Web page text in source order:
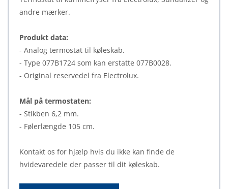
andre mærker.
Produkt data:
- Analog termostat til køleskab.
- Type 077B1724 som kan erstatte 077B0028.
- Original reservedel fra Electrolux.
Mål på termostaten:
- Stikben 6,2 mm.
- Følerlængde 105 cm.
Kontakt os for hjælp hvis du ikke kan finde de
hvidevaredele der passer til dit køleskab.